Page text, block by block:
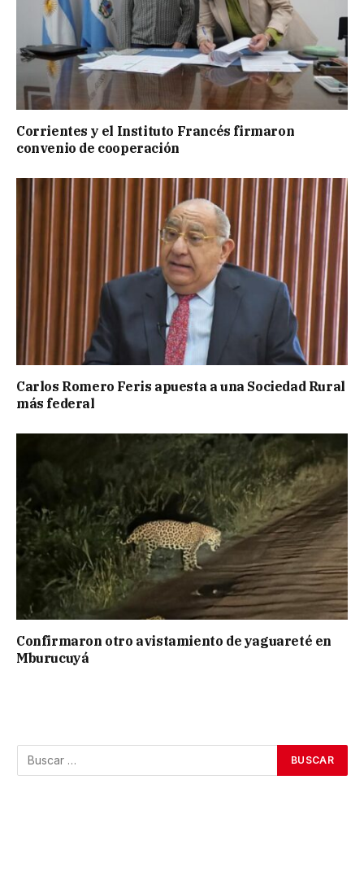
Corrientes y el Instituto Francés firmaron
convenio de cooperación
Carlos Romero Feris apuesta a una Sociedad Rural
más federal
Confirmaron otro avistamiento de yaguareté en
Mburucuyá